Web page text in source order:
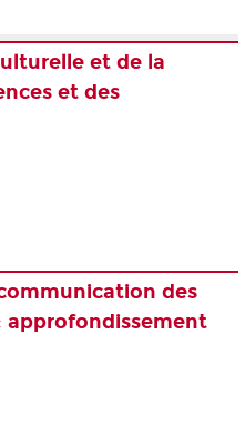
et de la
et des
des
approfondissement